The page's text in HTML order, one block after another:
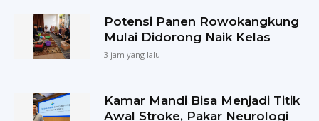
Potensi Panen Rowokangkung
Mulai Didorong Naik Kelas
3 jam yang lalu
Kamar Mandi Bisa Menjadi Titik
Awal Stroke, Pakar Neurologi